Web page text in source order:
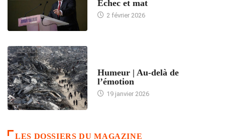
Échec et mat
2 février 2026
Humeur | Au-delà de
l’émotion
19 janvier 2026
LES DOSSIERS DU MAGAZINE